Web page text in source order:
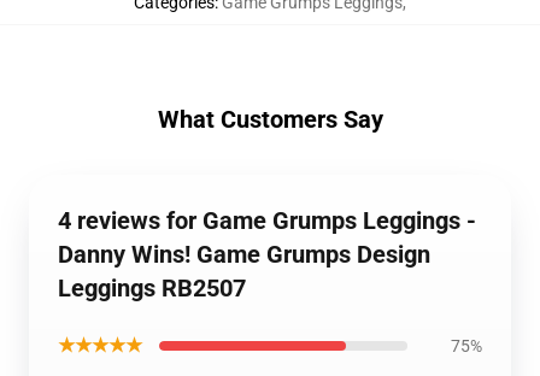
What Customers Say
4 reviews for Game Grumps Leggings -
Danny Wins! Game Grumps Design
Leggings RB2507
★★★★★ 75%